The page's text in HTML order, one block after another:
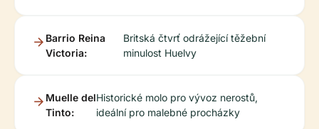
Barrio Reina
Victoria:
Britská čtvrť odrážející těžební
minulost Huelvy
Muelle del
Tinto:
Historické molo pro vývoz nerostů,
ideální pro malebné procházky